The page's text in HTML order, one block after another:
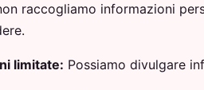
raccogliamo informazioni
limitate: Possiamo divulgare